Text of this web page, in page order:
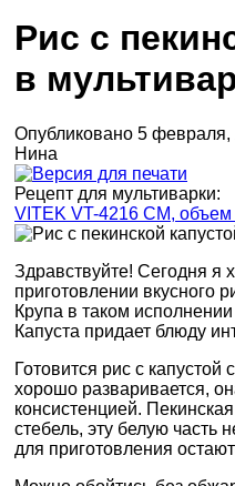
Рис с
в
Опубликовано 5 февраля,
Нина
Рецепт для мультиварки:
VITEK VT-4216 CM,
Здравствуйте! Сегодня я
приготовлении вкусного
Крупа в таком
Капуста придает блюду
Готовится рис с
хорошо разваривается,
консистенцией.
стебель, эту белую часть
для приготовления